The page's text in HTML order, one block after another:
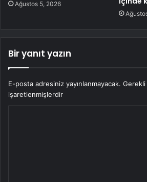
Ağustos 5, 2026
Bir yanıt yazın
E-posta adresiniz yayınlanmayacak. Gerekli
işaretlenmişlerdir